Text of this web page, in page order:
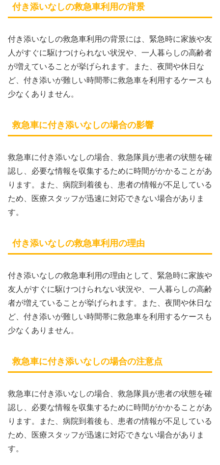
付き添いなしの救急車利用の背景
付き添いなしの救急車利用の背景には、緊急時に家族や友
人がすぐに駆けつけられない状況や、一人暮らしの高齢者
が増えていることが挙げられます。また、夜間や休日な
ど、付き添いが難しい時間帯に救急車を利用するケースも
少なくありません。
救急車に付き添いなしの場合の影響
救急車に付き添いなしの場合、救急隊員が患者の状態を確
認し、必要な情報を収集するために時間がかかることがあ
ります。また、病院到着後も、患者の情報が不足している
ため、医療スタッフが迅速に対応できない場合がありま
す。
付き添いなしの救急車利用の理由
付き添いなしの救急車利用の理由として、緊急時に家族や
友人がすぐに駆けつけられない状況や、一人暮らしの高齢
者が増えていることが挙げられます。また、夜間や休日な
ど、付き添いが難しい時間帯に救急車を利用するケースも
少なくありません。
救急車に付き添いなしの場合の注意点
救急車に付き添いなしの場合、救急隊員が患者の状態を確
認し、必要な情報を収集するために時間がかかることがあ
ります。また、病院到着後も、患者の情報が不足している
ため、医療スタッフが迅速に対応できない場合がありま
す。